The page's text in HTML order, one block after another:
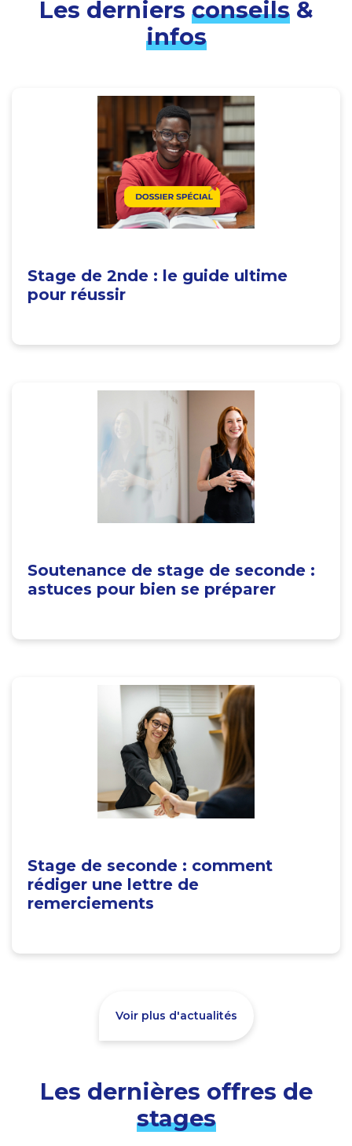
Les derniers conseils&
infos
Stage de 2nde : le guide ultime
pour réussir
Soutenance de stage de seconde :
astuces pour bien se préparer
Stage de seconde : comment
rédiger une lettre de
remerciements
Voir plus d'actualités
Les dernières offres de
stages